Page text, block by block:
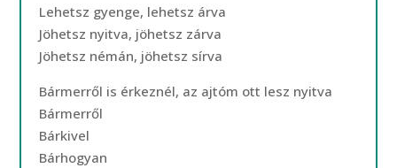
Lehetsz gyenge, lehetsz árva
Jöhetsz nyitva, jöhetsz zárva
Jöhetsz némán, jöhetsz sírva
Bármerről is érkeznél, az ajtóm ott lesz nyitva
Bármerről
Bárkivel
Bárhogyan